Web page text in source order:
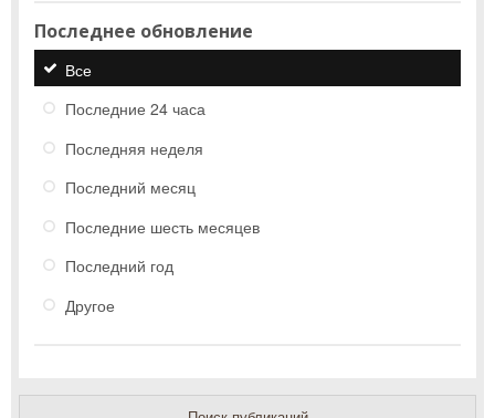
Последнее обновление
Все
Последние 24 часа
Последняя неделя
Последний месяц
Последние шесть месяцев
Последний год
Другое